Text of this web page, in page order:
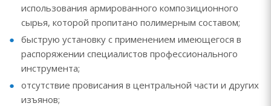
использования армированного композиционного
сырья, которой пропитано полимерным составом;
быструю установку с применением имеющегося в
распоряжении специалистов профессионального
инструмента;
отсутствие провисания в центральной части и других
изъянов;